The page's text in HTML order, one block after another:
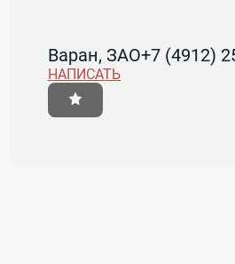
Варан, ЗАО+7 (4912)
НАПИСАТЬ